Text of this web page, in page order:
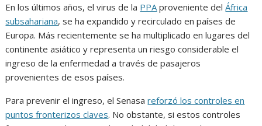
En los últimos años, el virus de la PPA proveniente delÁfrica
subsahariana, se ha expandido y recirculado en países de
Europa. Más recientemente se ha multiplicado en lugares del
continente asiático y representa un riesgo considerable el
ingreso de la enfermedad a través de pasajeros
provenientes de esos países.
Para prevenir el ingreso, el Senasareforzó los controles en
puntos fronterizos claves. No obstante, si estos controles